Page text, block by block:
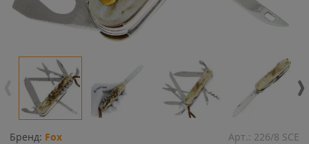
Бренд: Fox Арт.: 226/8 SCE